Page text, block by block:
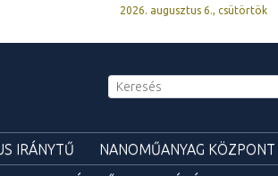
2026. augusztus 6., csütörtök
IRÁNYTŰ
NANOMŰANYAG KÖZPONT